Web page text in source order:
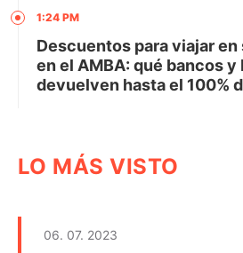
1:24 PM
Descuentos para viajar
en el AMBA: qué bancos
devuelven hasta el 100%
LO MÁS VISTO
06. 07. 2023